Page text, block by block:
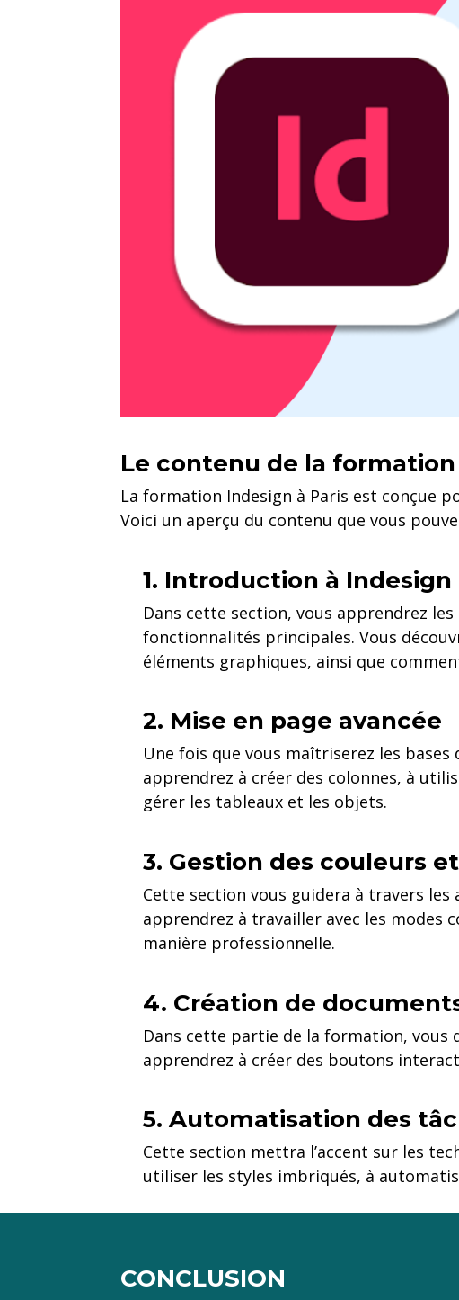
Le contenu de la formation
La formation Indesign à Paris est conçue
Voici un aperçu du contenu que vous
1. Introduction à Indesign
Dans cette section, vous apprendrez
fonctionnalités principales. Vous
éléments graphiques, ainsi que
2. Mise en page avancée
Une fois que vous maîtriserez les bases
apprendrez à créer des colonnes, à
gérer les tableaux et les objets.
3. Gestion des couleurs
Cette section vous guidera à travers les
apprendrez à travailler avec les modes
manière professionnelle.
4. Création de
Dans cette partie de la formation, vous
apprendrez à créer des boutons
5. Automatisation des
Cette section mettra l’accent sur les
utiliser les styles imbriqués, à
CONCLUSION